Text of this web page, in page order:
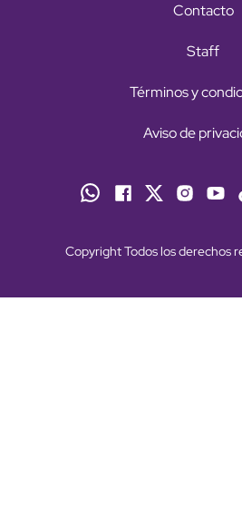
Contacto
Staff
Términos y
Aviso de
Copyright Todos los derechos